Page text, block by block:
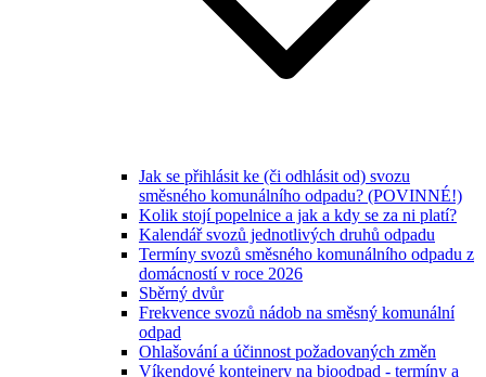
Jak se přihlásit ke (či odhlásit od) svozu
směsného komunálního odpadu? (POVINNÉ!)
Kolik stojí popelnice a jak a kdy se za ni platí?
Kalendář svozů jednotlivých druhů odpadu
Termíny svozů směsného komunálního odpadu z
domácností v roce 2026
Sběrný dvůr
Frekvence svozů nádob na směsný komunální
odpad
Ohlašování a účinnost požadovaných změn
Víkendové kontejnery na bioodpad - termíny a